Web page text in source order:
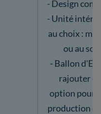
- Design
- Unité
au choix :
ou au sol
- Ballon
rajouter en
option pour
production